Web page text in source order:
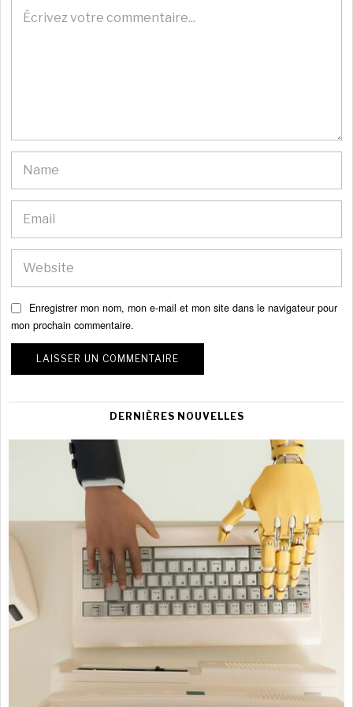
Enregistrer mon nom, mon e-mail et mon site dans le navigateur pour
mon prochain commentaire.
DERNIÈRES NOUVELLES